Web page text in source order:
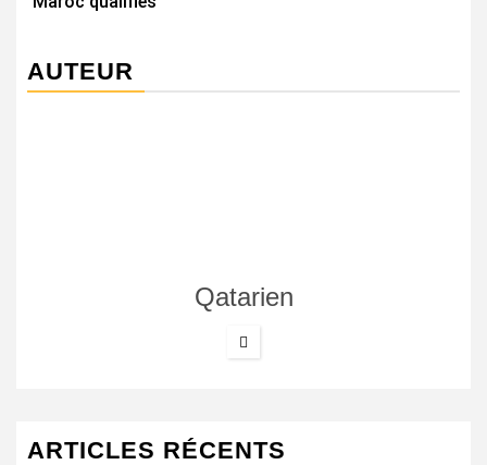
AUTEUR
Qatarien
ARTICLES RÉCENTS